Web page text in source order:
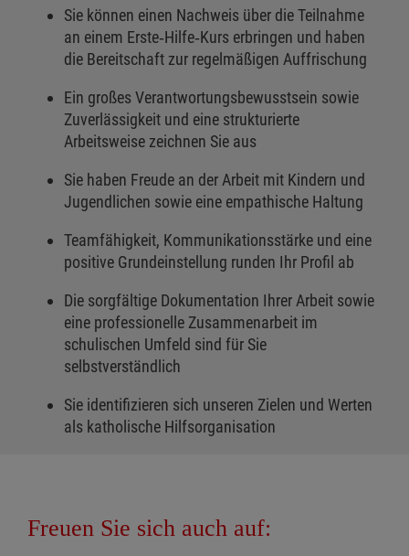
Sie können einen Nachweis über die Teilnahme
an einem Erste‑Hilfe‑Kurs erbringen und haben
die Bereitschaft zur regelmäßigen Auffrischung
Ein großes Verantwortungsbewusstsein sowie
Zuverlässigkeit und eine strukturierte
Arbeitsweise zeichnen Sie aus
Sie haben Freude an der Arbeit mit Kindern und
Jugendlichen sowie eine empathische Haltung
Teamfähigkeit, Kommunikationsstärke und eine
positive Grundeinstellung runden Ihr Profil ab
Die sorgfältige Dokumentation Ihrer Arbeit sowie
eine professionelle Zusammenarbeit im
schulischen Umfeld sind für Sie
selbstverständlich
Sie identifizieren sich unseren Zielen und Werten
als katholische Hilfsorganisation
Freuen Sie sich auch auf: